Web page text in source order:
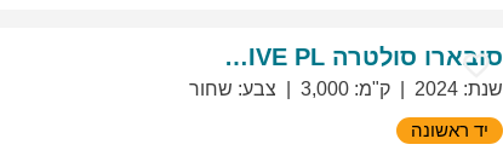
סובארו סולטרה EXCLUSIVE PL
שנת:
2024 ק"מ:
3,000 צבע: שחור
יד ראשונה